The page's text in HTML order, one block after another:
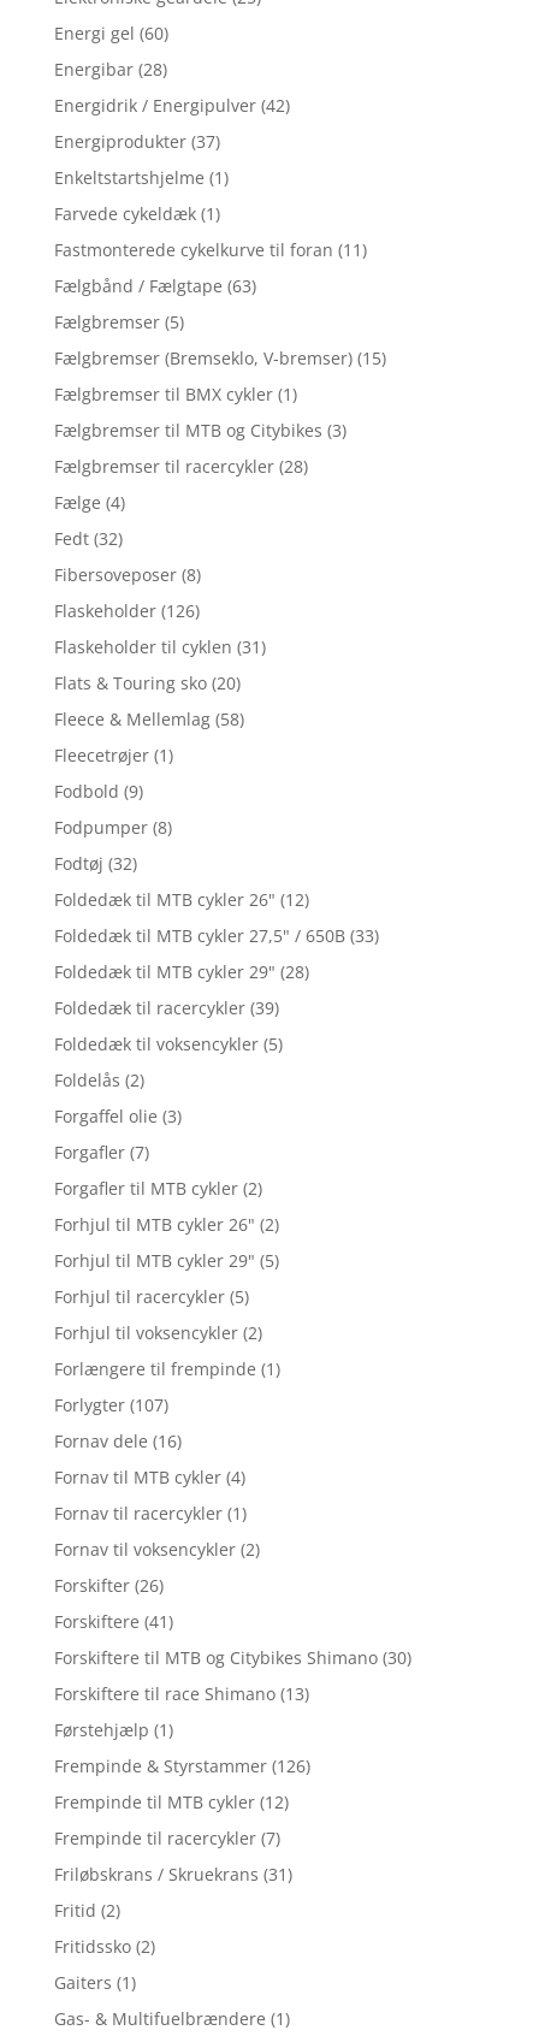
Energi gel (60)
Energibar (28)
Energidrik / Energipulver (42)
Energiprodukter (37)
Enkeltstartshjelme (1)
Farvede cykeldæk (1)
Fastmonterede cykelkurve til foran (11)
Fælgbånd / Fælgtape (63)
Fælgbremser (5)
Fælgbremser (Bremseklo, V-bremser) (15)
Fælgbremser til BMX cykler (1)
Fælgbremser til MTB og Citybikes (3)
Fælgbremser til racercykler (28)
Fælge (4)
Fedt (32)
Fibersoveposer (8)
Flaskeholder (126)
Flaskeholder til cyklen (31)
Flats & Touring sko (20)
Fleece & Mellemlag (58)
Fleecetrøjer (1)
Fodbold (9)
Fodpumper (8)
Fodtøj (32)
Foldedæk til MTB cykler 26" (12)
Foldedæk til MTB cykler 27,5" / 650B (33)
Foldedæk til MTB cykler 29" (28)
Foldedæk til racercykler (39)
Foldedæk til voksencykler (5)
Foldelås (2)
Forgaffel olie (3)
Forgafler (7)
Forgafler til MTB cykler (2)
Forhjul til MTB cykler 26" (2)
Forhjul til MTB cykler 29" (5)
Forhjul til racercykler (5)
Forhjul til voksencykler (2)
Forlængere til frempinde (1)
Forlygter (107)
Fornav dele (16)
Fornav til MTB cykler (4)
Fornav til racercykler (1)
Fornav til voksencykler (2)
Forskifter (26)
Forskiftere (41)
Forskiftere til MTB og Citybikes Shimano (30)
Forskiftere til race Shimano (13)
Førstehjælp (1)
Frempinde & Styrstammer (126)
Frempinde til MTB cykler (12)
Frempinde til racercykler (7)
Friløbskrans / Skruekrans (31)
Fritid (2)
Fritidssko (2)
Gaiters (1)
Gas- & Multifuelbrændere (1)